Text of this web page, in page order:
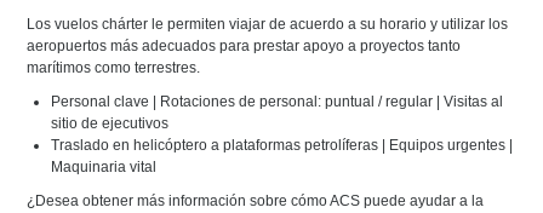
Los vuelos chárter le permiten viajar de acuerdo a su horario y utilizar los
aeropuertos más adecuados para prestar apoyo a proyectos tanto
marítimos como terrestres.
Personal clave | Rotaciones de personal: puntual / regular | Visitas al
sitio de ejecutivos
Traslado en helicóptero a plataformas petrolíferas | Equipos urgentes |
Maquinaria vital
¿Desea obtener más información sobre cómo ACS puede ayudar a la